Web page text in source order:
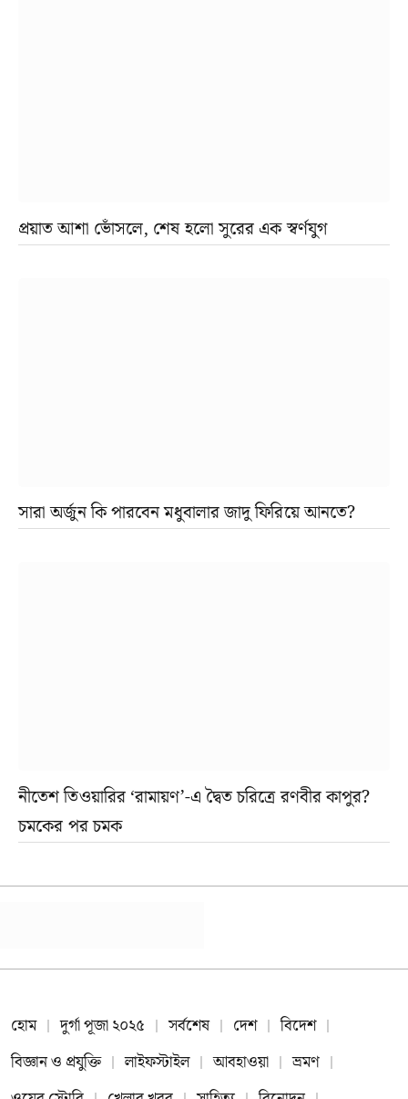
প্রয়াত আশা ভোঁসলে, শেষ হলো সুরের এক স্বর্ণযুগ
সারা অর্জুন কি পারবেন মধুবালার জাদু ফিরিয়ে আনতে?
নীতেশ তিওয়ারির ‘রামায়ণ’-এ দ্বৈত চরিত্রে রণবীর কাপুর?
চমকের পর চমক
হোম দুর্গা পূজা ২০২৫ সর্বশেষ দেশ
বিদেশ
বিজ্ঞান ও প্রযুক্তি
লাইফস্টাইল আবহাওয়া
ভ্রমণ